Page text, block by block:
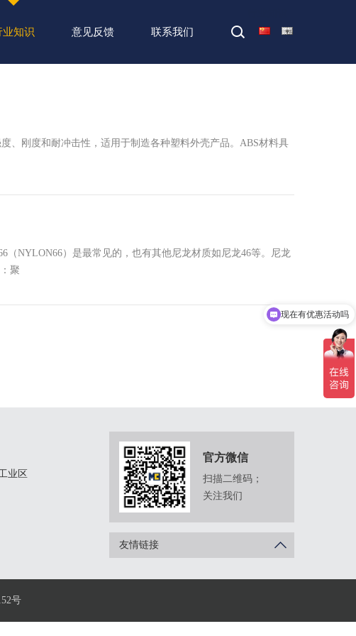
业知识 意见反馈 联系我们
、刚度和耐冲击性，适用于制造各种塑料外壳产品。ABS材料具
NYLON66）是最常见的，也有其他尼龙材质如尼龙46等。尼龙
聚
业区
官方微信
扫描二维码；
关注我们
友情链接
号
现在有优惠活动吗